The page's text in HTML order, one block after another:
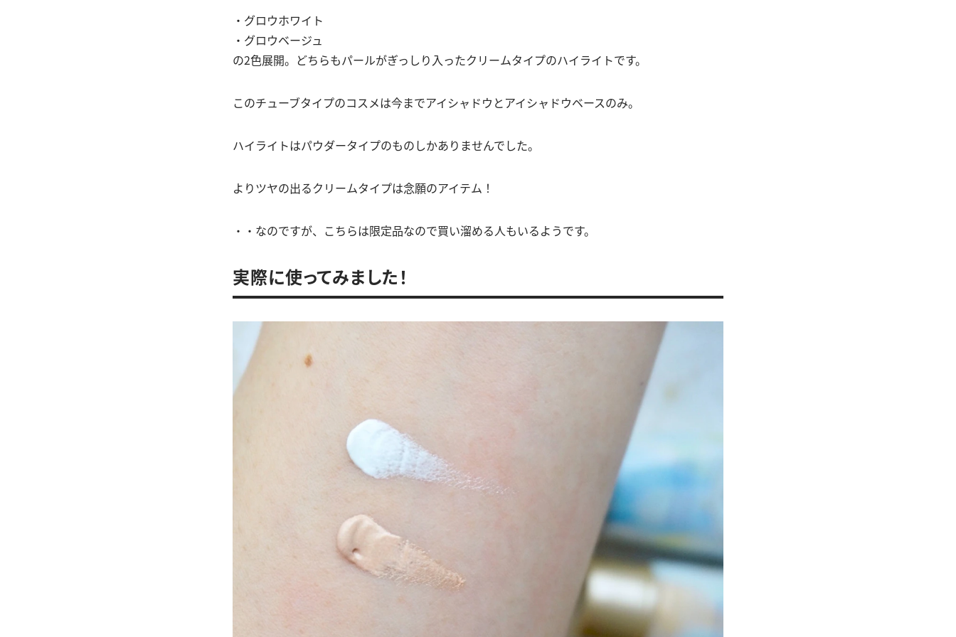
・グロウホワイト
・グロウベージュ
の2色展開。どちらもパールがぎっしり入ったクリームタイプのハイライトです。
このチューブタイプのコスメは今までアイシャドウとアイシャドウベースのみ。
ハイライトはパウダータイプのものしかありませんでした。
よりツヤの出るクリームタイプは念願のアイテム！
・・なのですが、こちらは限定品なので買い溜める人もいるようです。
実際に使ってみました！